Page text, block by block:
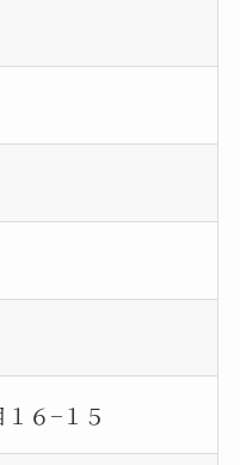
６−１５